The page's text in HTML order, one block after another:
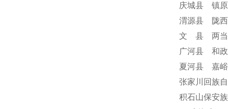
庆城县 镇
渭源县 陇
文 县 两
广河县 和
夏河县 嘉
张家川回族
积石山保安